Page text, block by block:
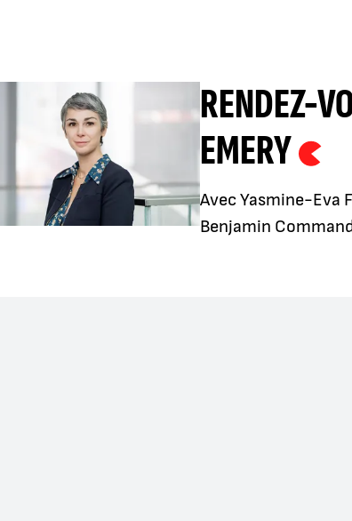
RENDEZ-
EMERY
Avec Yasmine-Eva
Benjamin